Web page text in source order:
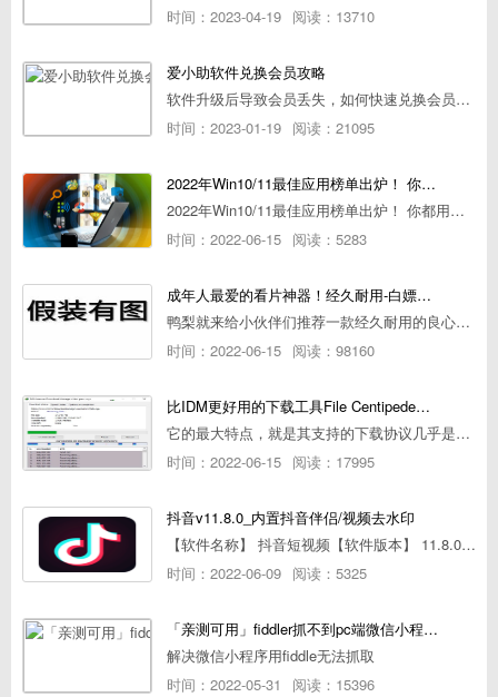
时间：2023-04-19 阅读：13710
爱小助软件兑换会员攻略
软件升级后导致会员丢失，如何快速兑换会员详细攻略
时间：2023-01-19 阅读：21095
2022年Win10/11最佳应用榜单出炉！ 你都用过几个？
2022年Win10/11最佳应用榜单出炉！ 你都用过几个？
时间：2022-06-15 阅读：5283
成年人最爱的看片神器！经久耐用-白嫖全网资源
鸭梨就来给小伙伴们推荐一款经久耐用的良心播放器，资源齐全无广告，可以放心使用~
时间：2022-06-15 阅读：98160
比IDM更好用的下载工具File Centipede文件蜈蚣-秒杀迅雷-直接飞起！
它的最大特点，就是其支持的下载协议几乎是市面上最全面的，包括HTTP/FTP、BT种子、磁力链接，m3u8流任务（AES-128解密）。
时间：2022-06-15 阅读：17995
抖音v11.8.0_内置抖音伴侣/视频去水印
【软件名称】 抖音短视频【软件版本】 11.8.0【软件大小】 83.74M【是否Root】不需要【测试机型】PCML10 [oppo Reno Ace]【文字介绍】 抖音短视频app是一款很有意思娱
时间：2022-06-09 阅读：5325
「亲测可用」fiddler抓不到pc端微信小程序包解决方案
解决微信小程序用fiddle无法抓取
时间：2022-05-31
阅读：15396